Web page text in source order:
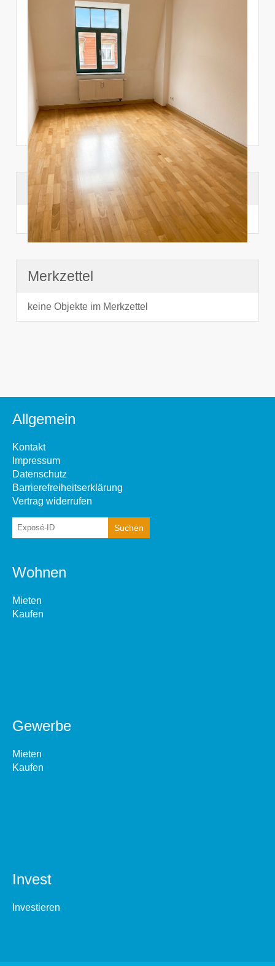
Suchhistorie
noch nichts angesehen
Merkzettel
keine Objekte im Merkzettel
Allgemein
Kontakt
Impressum
Datenschutz
Barrierefreiheitserklärung
Vertrag widerrufen
Wohnen
Mieten
Kaufen
Gewerbe
Mieten
Kaufen
Invest
Investieren